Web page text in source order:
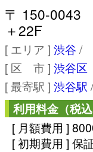
〒 150-0043
＋22F
[ エリア ] 渋谷 /
[ 区 市 ] 渋谷区
[ 最寄駅 ] 渋谷駅 /
利用料金（税込
[ 月額費用 ]
[ 初期費用 ] 保